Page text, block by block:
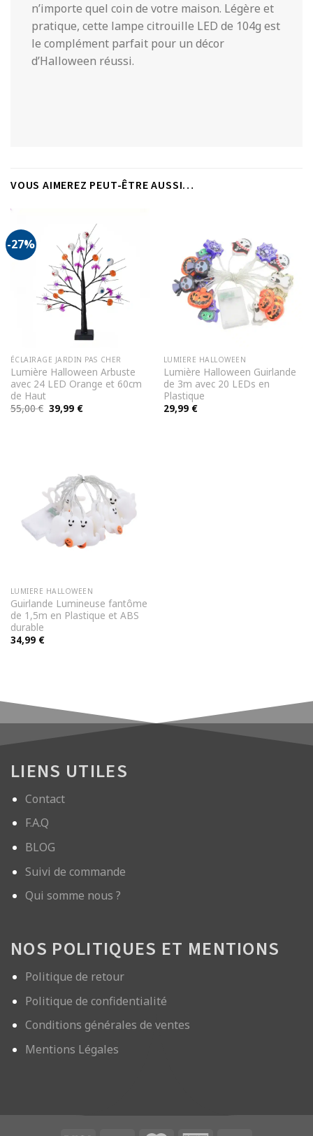
n’importe quel coin de votre maison. Légère et
pratique, cette lampe citrouille LED de 104g est
le complément parfait pour un décor
d’Halloween réussi.
VOUS AIMEREZ PEUT-ÊTRE AUSSI…
-27%
ÉCLAIRAGE JARDIN PAS CHER
Lumière Halloween Arbuste
avec 24 LED Orange et 60cm
de Haut
55,00€ Le
prix
39,99 €Le
LUMIERE HALLOWEEN
Lumière Halloween Guirlande
de 3m avec 20 LEDs en
Plastique
29,99 €
LUMIERE HALLOWEEN
Guirlande Lumineuse fantôme
de 1,5m en Plastique et ABS
durable
34,99 €
LIENS UTILES
Contact
F.A.Q
BLOG
Suivi de commande
Qui somme nous ?
NOS POLITIQUES ET MENTIONS
Politique de retour
Politique de confidentialité
Conditions générales de ventes
Mentions Légales